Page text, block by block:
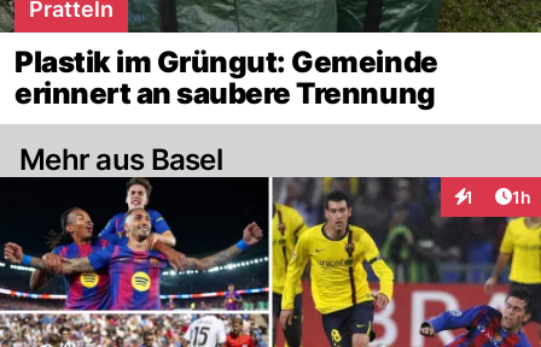
Pratteln
Plastik im Grüngut: Gemeinde
erinnert an saubere Trennung
Mehr aus Basel
1 1h